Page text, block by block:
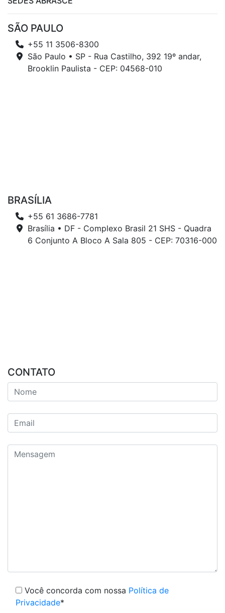
SÃO PAULO
+55 11 3506-8300
São Paulo • SP - Rua Castilho, 392 19º andar,
Brooklin Paulista - CEP: 04568-010
BRASÍLIA
+55 61 3686-7781
Brasília • DF - Complexo Brasil 21 SHS - Quadra
6 Conjunto A Bloco A Sala 805 - CEP: 70316-000
CONTATO
Você concorda com nossa Política de
Privacidade*